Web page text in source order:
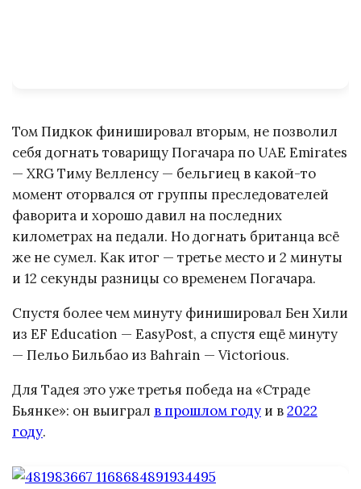
Том Пидкок финишировал вторым, не позволил
себя догнать товарищу Погачара по UAE Emirates
— XRG Тиму Велленсу — бельгиец в какой-то
момент оторвался от группы преследователей
фаворита и хорошо давил на последних
километрах на педали. Но догнать британца всё
же не сумел. Как итог — третье место и 2 минуты
и 12 секунды разницы со временем Погачара.
Спустя более чем минуту финишировал Бен Хили
из EF Education — EasyPost, а спустя ещё минуту
— Пельо Бильбао из Bahrain — Victorious.
Для Тадея это уже третья победа на «Страде
Бьянке»: он выиграл в прошлом году и в2022
году.